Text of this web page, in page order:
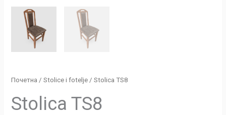
Почетна /Stolice i fotelje / Stolica TS8
Stolica TS8